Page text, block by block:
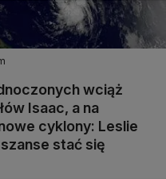
wciąż
Isaac, a na
cyklony: Leslie
stać się